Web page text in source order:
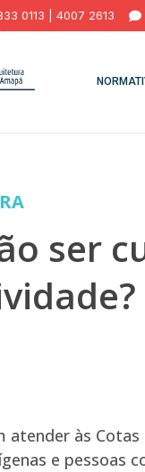
0113 | 4007 2613
ser
atender às
e pessoas